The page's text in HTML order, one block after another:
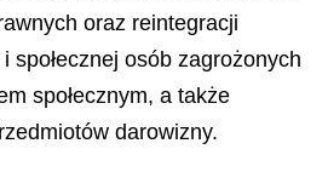
oraz reintegracji
społecznej osób zagrożonych
społecznym, a także
darowizny.